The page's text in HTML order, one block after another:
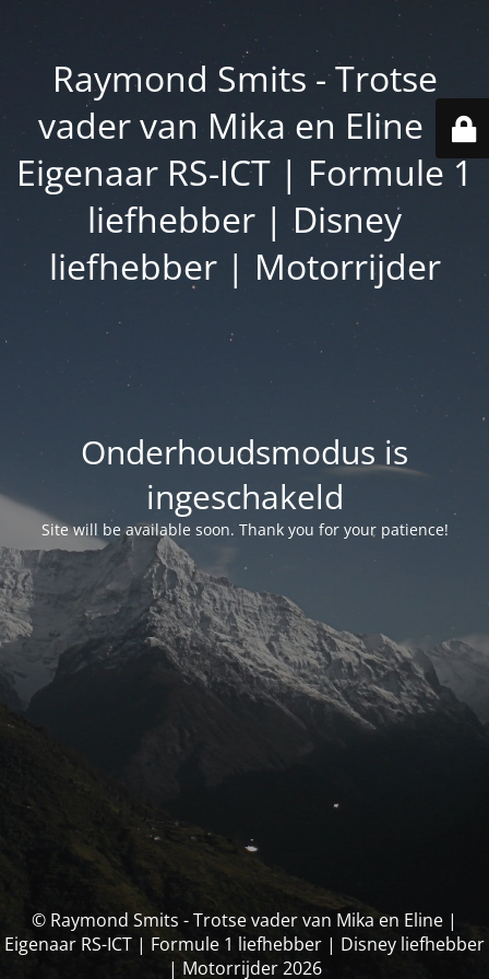
Raymond Smits - Trotse
vader van Mika en Eline |
Eigenaar RS-ICT | Formule 1
liefhebber | Disney
liefhebber | Motorrijder
Onderhoudsmodus is
ingeschakeld
Site will be available soon. Thank you for your patience!
© Raymond Smits - Trotse vader van Mika en Eline |
Eigenaar RS-ICT | Formule 1 liefhebber | Disney liefhebber
| Motorrijder 2026